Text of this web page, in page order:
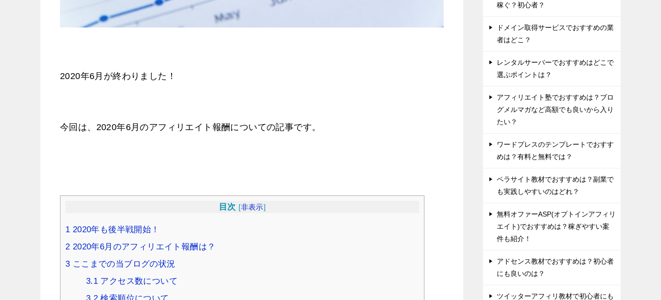
2020年6月が終わりました！
今回は、2020年6月のアフィリエイト報酬についての記事です。
目次 [非表示]
1 2020年も後半戦開始！
2 2020年6月のアフィリエイト報酬は？
3 ここまでの当ブログの状況
3.1 アクセス数について
稼ぐ？初心者？
ドメイン取得サービスでおすすめの業
者はどこ？
レンタルサーバーでおすすめはどこで
選ぶポイントは？
アフィリエイト塾でおすすめは？ブロ
グメルマガなど高額でも良いから入り
たい？
ワードプレスのテンプレートでおすす
めは？有料と無料では？
ペラサイト教材でおすすめは？副業で
も実践しやすいのはどれ？
無料オファーASP(オプトインアフィリ
エイト)でおすすめは？稼ぎやすい案
件も紹介！
アドセンス教材でおすすめは？初心者
にも良いのは？
ツイッターアフィリ教材で初心者にも